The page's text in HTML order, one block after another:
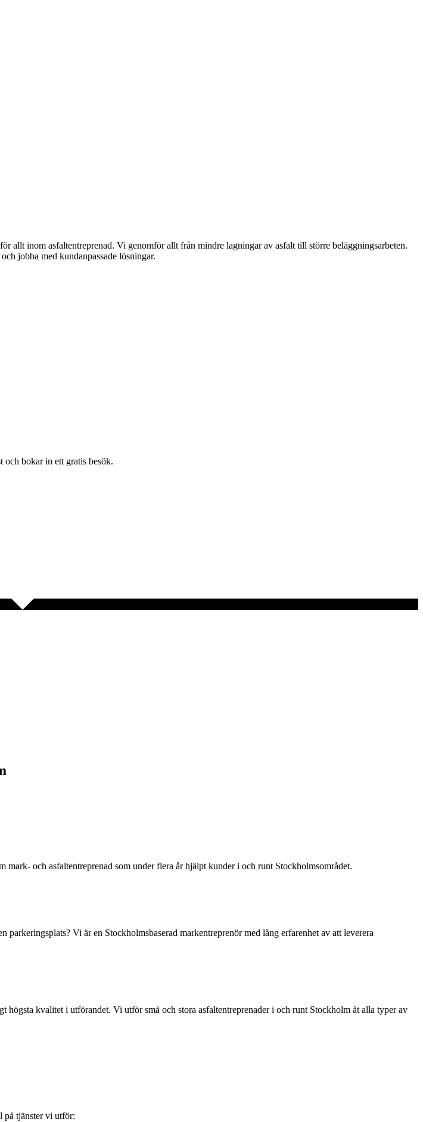
allt inom asfaltentreprenad. Vi genomför allt från mindre lagningar av asfalt till större beläggningsarbeten.
jobba med kundanpassade lösningar.
bokar in ett gratis besök.
och asfaltentreprenad som under flera år hjälpt kunder i och runt Stockholmsområdet.
Vi är en Stockholmsbaserad markentreprenör med lång erfarenhet av att leverera
högsta kvalitet i utförandet. Vi utför små och stora asfaltentreprenader i och runt Stockholm åt alla typer av
på tjänster vi utför: